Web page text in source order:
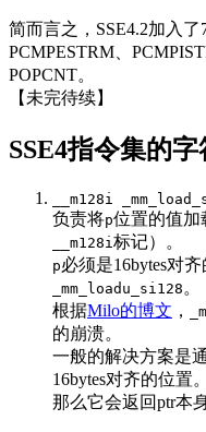
简而言之，SSE4.2加入了
PCMPESTRM、
POPCNT。
【未完待续】
SSE4指令集的
__m128i
负责将p位置的值加
__m128i 标记）。
p必须是16bytes对
_mm_loadu_si128 。
根据Milo的博文 ，
的崩溃。
一般的解决方案是
16bytes对齐的位置
那么它会返回ptr本身